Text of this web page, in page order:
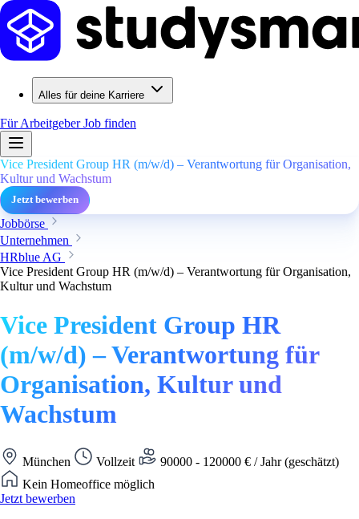
Alles für deine Karriere
Für ArbeitgeberJob finden
Vice President Group HR (m/w/d) – Verantwortung für Organisation,
Kultur und Wachstum
Jetzt bewerben
Jobbörse
Unternehmen
HRblue AG
Vice President Group HR (m/w/d) – Verantwortung für Organisation,
Kultur und Wachstum
Vice President Group HR
(m/w/d) – Verantwortung für
Organisation, Kultur und
Wachstum
München Vollzeit
90000 - 120000 € / Jahr (geschätzt)
Kein Homeoffice möglich
Jetzt bewerben